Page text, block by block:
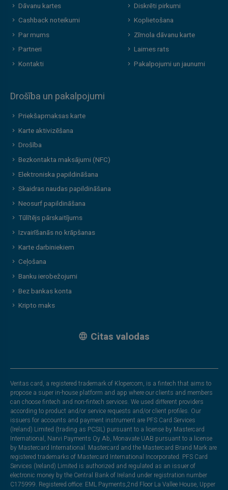
Dāvanu kartes
Cashback noteikumi
Par mums
Partneri
Kontakti
Diskrēti pirkumi
Koplietošana
Zīmola dāvanu karte
Laimes rats
Pakalpojumi un jaunumi
Drošība un pakalpojumi
Priekšapmaksas karte
Karte aktivizēšana
Drošība
Bezkontakta maksājumi (NFC)
Elektroniska papildināšana
Skaidras naudas papildināšana
Neosurf papildināšana
Tūlītējs pārskaitījums
Izvairīšanās no krāpšanas
Karte darbiniekiem
Ceļošana
Banku ierobežojumi
Bez bankas konta
Kripto maks
Citas valodas
Veritas card, a registered trademark of Klopercom, is a fintech that aims to
propose a super in-house platform and app where our clients and members
can choose fintech and non-fintech services. We used different providers
according to product and/or service requests and/or client profiles. Our
issuers for accounts and payment instrument are PFS Card Services
(Ireland) Limited (trading as PCSIL) pursuant to a license by Mastercard
International, Narvi Payments Oy Ab, Monavate UAB pursuant to a license
by Mastercard International. Mastercard and the Mastercard Brand Mark are
registered trademarks of Mastercard International Incorporated. PFS Card
Services (Ireland) Limited is authorized and regulated as an issuer of
electronic money by the Central Bank of Ireland under registration number
C175999. Registered office: EML Payments,2nd Floor La Vallee House, Upper